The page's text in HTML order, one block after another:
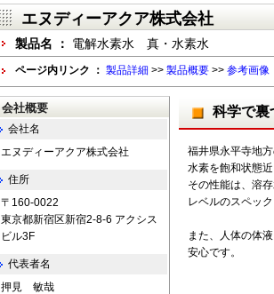
エヌディーアクア株式会社
製品名 ： 電解水素水 真・水素水
ページ内リンク ： 製品詳細 >> 製品概要 >> 参考画像
科学で裏
福井県永平寺地
水素を飽和状態
その性能は、溶
レベルのスペック
また、人体の体
安心です。
会社概要
会社名
エヌディーアクア株式会社
住所
〒160-0022
東京都新宿区新宿2-8-6 アクシス
ビル3F
代表者名
押見 敏哉